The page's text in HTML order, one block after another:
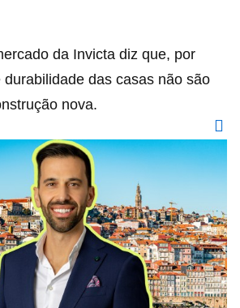
da Invicta diz que, por
das casas não são
nova.